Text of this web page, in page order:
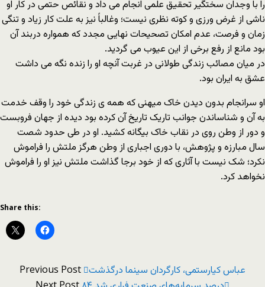
را با وجدان سختگیر تحقیق علمی انجام می داد و نقائص حتمی در کار او
ناشی از غرض ورزی و کوته نظری نیست؛ وغالباً نیز به علت کار زیاد و تنگی
زمان و فرصت، عدم امکان تصحیحات نهایی مجدد که همواره دربند آن
بود مانع از رفع برخی از این عیوب می گردید.
در میان مصائب زندگی طولانی در غربت آنچه او را زنده نگه می داشت
عشق به ایران بود.
او سرانجام بدون دیدن خاک میهنی که همه ی زندگی خود را وقف خدمت
به آن و شناساندن جوانب تاریک تاریخ آن کرده بود دیده از جهان فروبست
و دور از وطن روی در نقاب خاک بیگانه کشید. او در طی حدود شصت
سال مبارزه و پژوهش، با دوری اجباری از وطن هرگز ملتش را فراموش
نکرد؛ شک نیست با آثاری که از خود برجا گذاشت ملتش نیز او را فراموش
نخواهد کرد.
Share this:
Previous Post عباس کیارستمی، کارگردان سینما درگذشت